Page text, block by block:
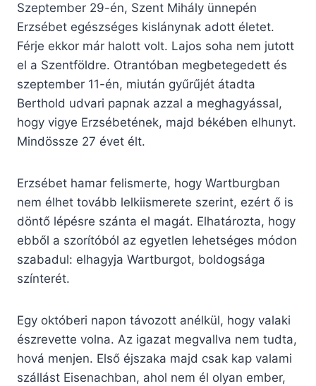
Szeptember 29-én, Szent Mihály ünnepén
Erzsébet egészséges kislánynak adott életet.
Férje ekkor már halott volt. Lajos soha nem jutott
el a Szentföldre. Otrantóban megbetegedett és
szeptember 11-én, miután gyűrűjét átadta
Berthold udvari papnak azzal a meghagyással,
hogy vigye Erzsébetének, majd békében elhunyt.
Mindössze 27 évet élt.
Erzsébet hamar felismerte, hogy Wartburgban
nem élhet tovább lelkiismerete szerint, ezért ő is
döntő lépésre szánta el magát. Elhatározta, hogy
ebből a szorítóból az egyetlen lehetséges módon
szabadul: elhagyja Wartburgot, boldogsága
színterét.
Egy októberi napon távozott anélkül, hogy valaki
észrevette volna. Az igazat megvallva nem tudta,
hová menjen. Első éjszaka majd csak kap valami
szállást Eisenachban, ahol nem él olyan ember,